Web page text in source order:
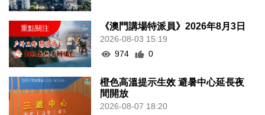
《澳門講場特派員》2026年8月3日
2026-08-03 15:19
974
0
橙色高溫提示生效 避暑中心延長夜
間開放
2026-08-07 18:20